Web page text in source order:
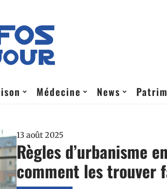
Médecine News
13 août 2025
Règles d’urbanisme
comment les trouver